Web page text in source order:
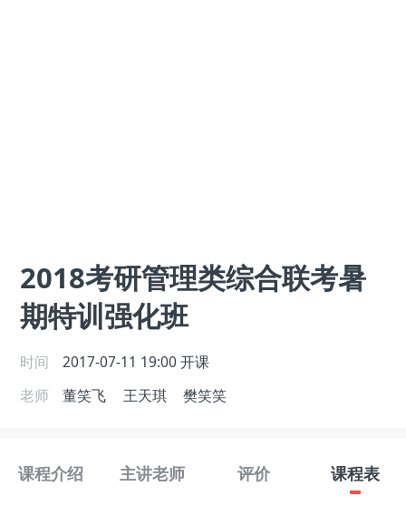
2018考研管理类综合联考暑
期特训强化班
时间 2017-07-11 19:00 开课
老师
董笑飞 王天琪 樊笑笑
课程介绍 主讲老师 评价 课程表